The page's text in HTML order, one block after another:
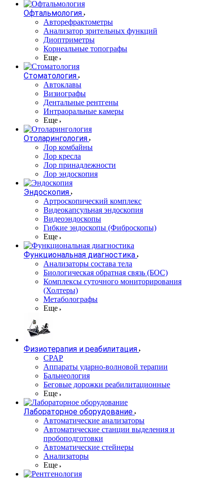
Офтальмология
Авторефрактометры
Анализатор зрительных функций
Диоптриметры
Корнеальные топографы
Еще
Стоматология
Автоклавы
Визиографы
Дентальные рентгены
Интраоральные камеры
Еще
Отоларингология
Лор комбайны
Лор кресла
Лор принадлежности
Лор эндоскопия
Эндоскопия
Артроскопический комплекс
Видеокапсульная эндоскопия
Видеоэндоскопы
Гибкие эндоскопы (Фиброcкопы)
Еще
Функциональная диагностика
Анализаторы состава тела
Биологическая обратная связь (БОС)
Комплексы суточного мониторирования
(Холтеры)
Метаболографы
Еще
Физиотерапия и реабилитация
CPAP
Аппараты ударно-волновой терапии
Бальнеология
Беговые дорожки реабилитационные
Еще
Лабораторное оборудование
Автоматические анализаторы
Автоматические станции выделения и
пробоподготовки
Автоматические стейнеры
Анализаторы
Еще